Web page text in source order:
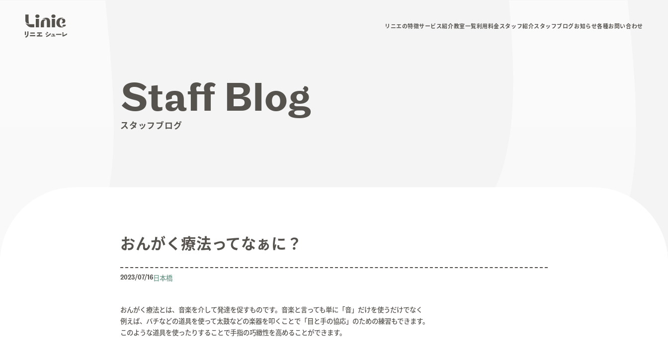
リニエの特徴サービス紹介教室一覧利用料金スタッフ紹介スタッフブログお知らせ各種お問い合わせ
Staff Blog
スタッフブログ
おんがく療法ってなぁに？
2023/07/16日本橋
おんがく療法とは、音楽を介して発達を促すものです。音楽と言っても単に「音」だけを使うだけでなく
例えば、バチなどの道具を使って太鼓などの楽器を叩くことで「目と手の協応」のための練習もできます。
このような道具を使ったりすることで手指の巧緻性を高めることができます。